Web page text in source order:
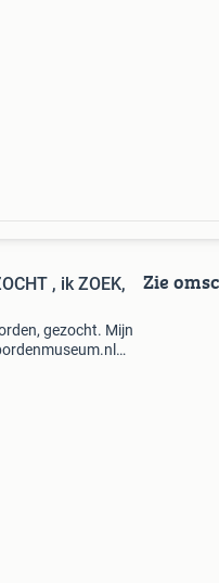
ZOEK,
gezocht. Mijn
Zie